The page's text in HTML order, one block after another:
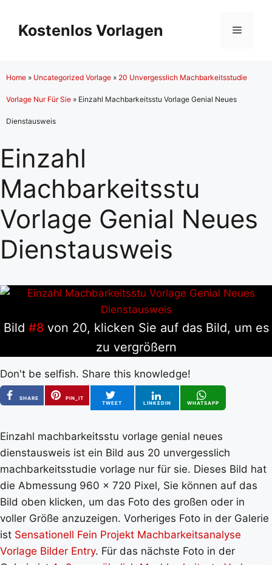
Inhalt
springen
Kostenlos Vorlagen Menü
Home » Uncategorized Vorlage » 20 Unvergesslich Machbarkeitsstudie
Vorlage Nur Für Sie » Einzahl Machbarkeitsstu Vorlage Genial Neues
Dienstausweis
Einzahl
Machbarkeitsstu
Vorlage Genial Neues
Dienstausweis
Bild #8 von 20, klicken Sie auf das Bild, um es
zu vergrößern
Don't be selfish. Share this knowledge!
SHARE
PIN_IT
TWEET
LINKEDIN WHATSAPP
Einzahl machbarkeitsstu vorlage genial neues
dienstausweis ist ein Bild aus 20 unvergesslich
machbarkeitsstudie vorlage nur für sie. Dieses Bild hat
die Abmessung 960 x 720 Pixel, Sie können auf das
Bild oben klicken, um das Foto des großen oder in
voller Größe anzuzeigen. Vorheriges Foto in der Galerie
ist Sensationell Fein Projekt Machbarkeitsanalyse
Vorlage Bilder Entry. Für das nächste Foto in der